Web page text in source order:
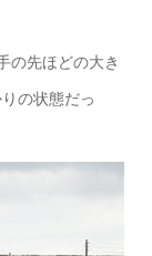
の先ほどの大き
の状態だっ